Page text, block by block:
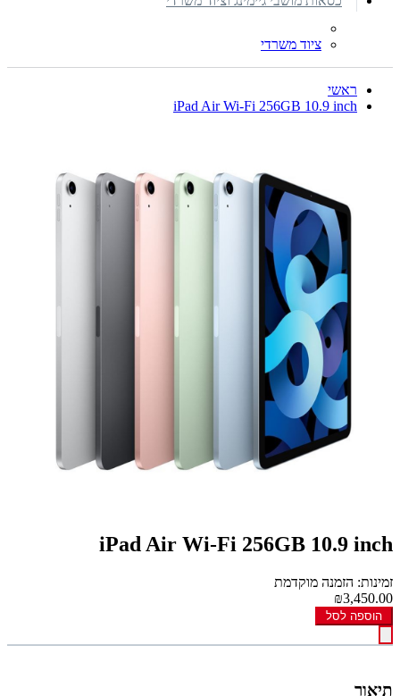
ציוד משרדי
ראשי
iPad Air Wi-Fi 256GB 10.9 inch
iPad Air Wi-Fi 256GB 10.9 inch
זמינות: הזמנה מוקדמת
₪3,450.00
הוספה לסל
תיאור